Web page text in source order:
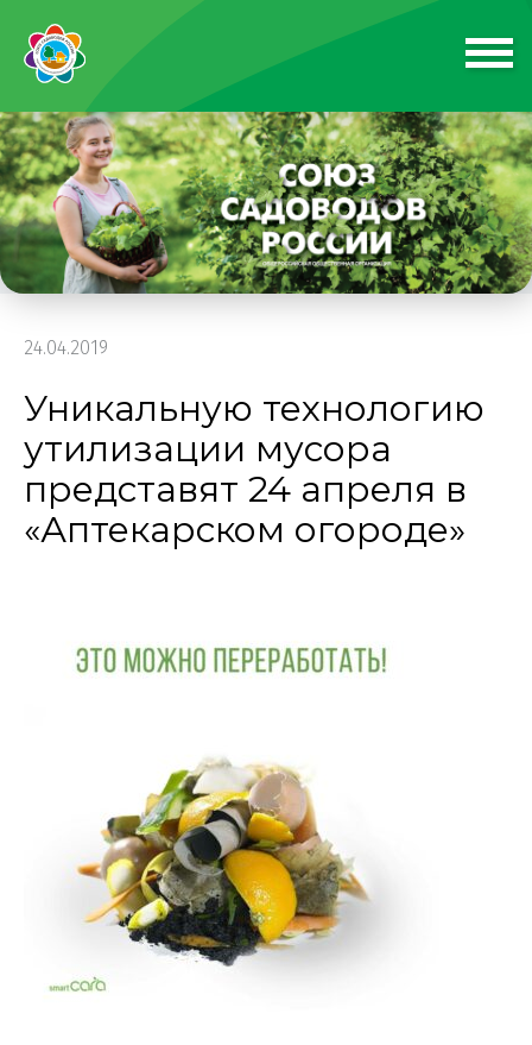
24.04.2019
Уникальную технологию
утилизации мусора
представят 24 апреля в
«Аптекарском огороде»